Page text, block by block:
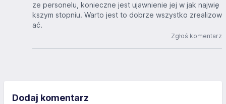
ze personelu, konieczne jest ujawnienie jej w jak najwię
kszym stopniu. Warto jest to dobrze wszystko zrealizow
ać.
Zgłoś komentarz
Dodaj komentarz